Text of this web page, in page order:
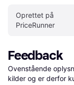
Oprettet på
PriceRunner
Feedback
Ovenstående
kilder og er derfor